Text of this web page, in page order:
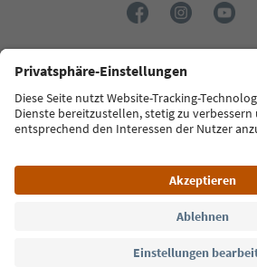
Sprache: Deutsch
FAQ Kontakt Presse MICE
Zugänglichkeitserklärung